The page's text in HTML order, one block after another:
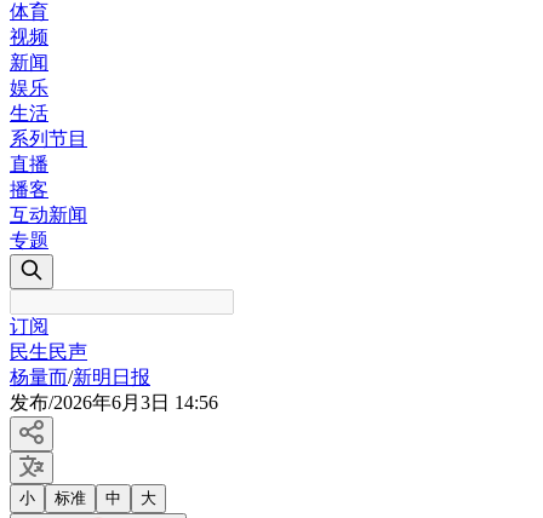
体育
视频
新闻
娱乐
生活
系列节目
直播
播客
互动新闻
专题
订阅
民生民声
杨量而/新明日报
发布/2026年6月3日 14:56
小 标准 中 大